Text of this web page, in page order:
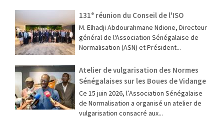
131ᵉ réunion du Conseil de l'ISO
M. Elhadji Abdourahmane Ndione, Directeur
général de l'Association Sénégalaise de
Normalisation (ASN) et Président...
Atelier de vulgarisation des Normes
Sénégalaises sur les Boues de Vidange
Ce 15 juin 2026, l’Association Sénégalaise
de Normalisation a organisé un atelier de
vulgarisation consacré aux...